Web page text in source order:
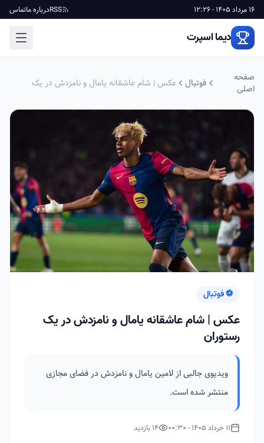
16 مرداد 1405 - 12:26 RSSدرباره ماتماس
دیما اسپرت
صفحه
اصلی
فوتبال
عکس | شام عاشقانه یامال و نامزدش در یک
⚽ فوتبال
عکس | شام عاشقانه یامال و نامزدش در یک
رستوران
ویدیوی جالبی از لامین یامال و نامزدش در فضای مجازی
منتشر شده است.
11 خرداد 1405 - 00:30 14 بازدید